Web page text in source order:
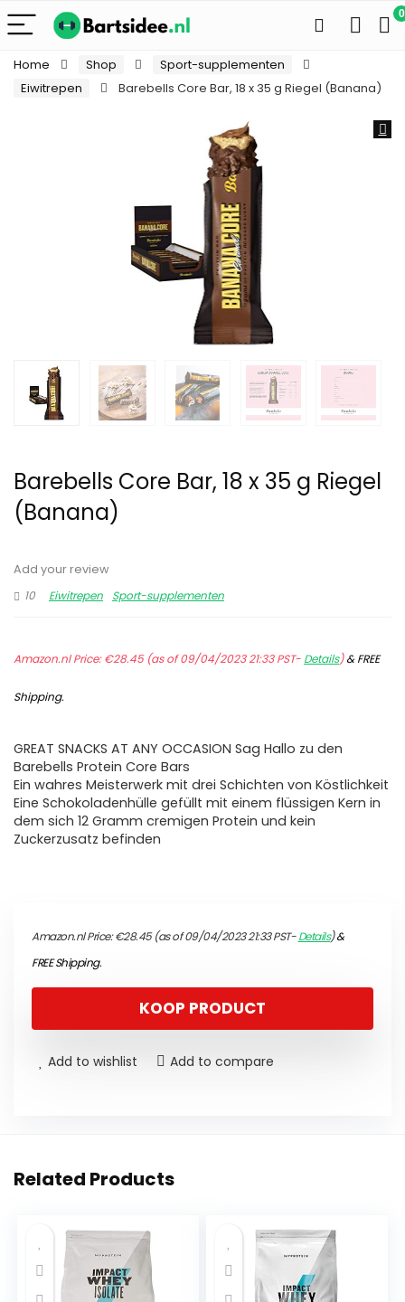
0
Home Shop
Sport-supplementen
Eiwitrepen
Barebells Core Bar, 18 x 35 g Riegel (Banana)
Barebells Core Bar, 18 x 35 g Riegel
(Banana)
Add your review
10
Eiwitrepen Sport-supplementen
Amazon.nl Price:€28.45(as of 09/04/2023 21:33 PST- Details)&FREE
Shipping.
GREAT SNACKS AT ANY OCCASION Sag Hallo zu den
Barebells Protein Core Bars
Ein wahres Meisterwerk mit drei Schichten von Köstlichkeit
Eine Schokoladenhülle gefüllt mit einem flüssigen Kern in
dem sich 12 Gramm cremigen Protein und kein
Zuckerzusatz befinden
Amazon.nl Price:€28.45(as of 09/04/2023 21:33 PST-Details)&
FREE Shipping.
KOOP PRODUCT
Add to wishlist Add to compare
Related Products